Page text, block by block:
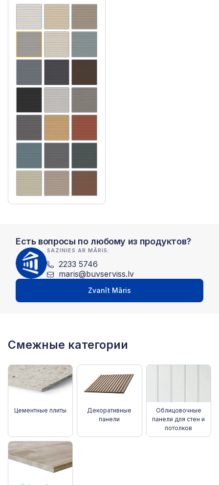
Есть вопросы по любому из продуктов?
SAZINIES AR MĀRIS:
2233 5746
maris@buvserviss.lv
Zvanīt Māris
Смежные категории
Цементные плиты
Декоративные
панели
Облицовочные
панели для стен и
потолков